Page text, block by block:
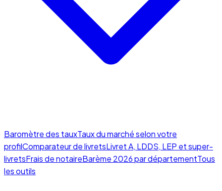
Baromètre des tauxTaux du marché selon votre
profilComparateur de livretsLivret A, LDDS, LEP et super-
livretsFrais de notaireBarème 2026 par départementTous
les outils